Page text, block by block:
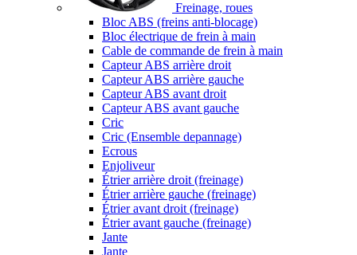
Freinage, roues
Bloc ABS (freins anti-blocage)
Bloc électrique de frein à main
Cable de commande de frein à main
Capteur ABS arrière droit
Capteur ABS arrière gauche
Capteur ABS avant droit
Capteur ABS avant gauche
Cric
Cric (Ensemble depannage)
Ecrous
Enjoliveur
Étrier arrière droit (freinage)
Étrier arrière gauche (freinage)
Étrier avant droit (freinage)
Étrier avant gauche (freinage)
Jante
Jante